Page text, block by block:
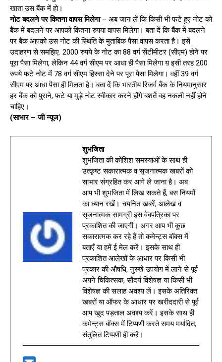
खाता उस बैंक में हो।
नोट बदलने पर कितना वापस मिलेगा– अब जान लें कि किसी भी फटे हुए नोट को
बैंक में बदलने पर आपको कितना रुपया वापस मिलेगा। बता दें कि बैंक में बदलने
पर बैंक आपको उस नोट की स्थिति के मुताबिक पैसा वापस करता है। इसे
उदाहरण से समझिए. 2000 रुपये के नोट का 88 वर्ग सेंटीमीटर (सीएम) होने पर
पूरा पैसा मिलेगा, लेकिन 44 वर्ग सीएम पर आधा ही पैसा मिलेगा य़ इसी तरह 200
रुपये फटे नोट में 78 वर्ग सीएम हिस्सा देने पर पूरा पैसा मिलेगा। वहीं 39 वर्ग
सीएम पर आधा पैसा ही मिलता है। बता दें कि भारतीय रिजर्व बैंक के नियमानुसार
हर बैंक को पुराने, फटे या मुड़े नोट स्वीकार करने होंगे बशर्ते वह नकली नहीं होने
चाहिए।
(साभार – जी न्यूज)
शुभजिता
शुभजिता की कोशिश समस्याओं के साथ ही
उत्कृष्ट सकारात्मक व सृजनात्मक खबरों को
साभार संग्रहित कर आगे ले जाना है। अब
आप भी शुभजिता में लिख सकते हैं, बस नियमों
का ध्यान रखें। चयनित खबरें, आलेख व
सृजनात्मक सामग्री इस वेबपत्रिका पर
प्रकाशित की जाएगी। अगर आप भी कुछ
सकारात्मक कर रहे हैं तो कमेन्ट्स बॉक्स में
बताएँ या हमें ई मेल करें। इसके साथ ही
प्रकाशित आलेखों के आधार पर किसी भी
प्रकार की औषधि, नुस्खे उपयोग में लाने से पूर्व
अपने चिकित्सक, सौंदर्य विशेषज्ञ या किसी भी
विशेषज्ञ की सलाह अवश्य लें। इसके अतिरिक्त
खबरों या ऑफर के आधार पर खरीददारी से पूर्व
आप खुद पड़ताल अवश्य करें। इसके साथ ही
कमेन्ट्स बॉक्स में टिप्पणी करते समय मर्यादित,
संतुलित टिप्पणी ही करें।